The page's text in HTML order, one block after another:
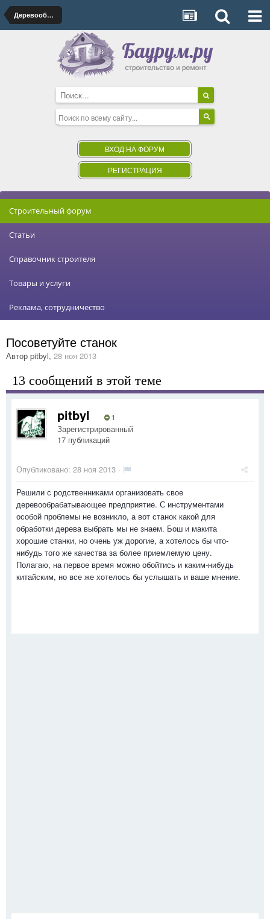
Деревообрабатывающий инструмент, оборудованиее и станки
ВХОД НА ФОРУМ
РЕГИСТРАЦИЯ
Строительный форум
Статьи
Справочник строителя
Товары и услуги
Реклама, сотрудничество
Посоветуйте станок
Автор pitbyl, 28 ноя 2013
13 сообщений в этой теме
pitbyl 1
Зарегистрированный
17 публикаций
Опубликовано: 28 ноя 2013 ·
Решили с родственниками организовать свое
деревообрабатывающее предприятие. С инструментами
особой проблемы не возникло, а вот станок какой для
обработки дерева выбрать мы не знаем. Бош и макита
хорошие станки, но очень уж дорогие, а хотелось бы что-
нибудь того же качества за более приемлемую цену.
Полагаю, на первое время можно обойтись и каким-нибудь
китайским, но все же хотелось бы услышать и ваше мнение.